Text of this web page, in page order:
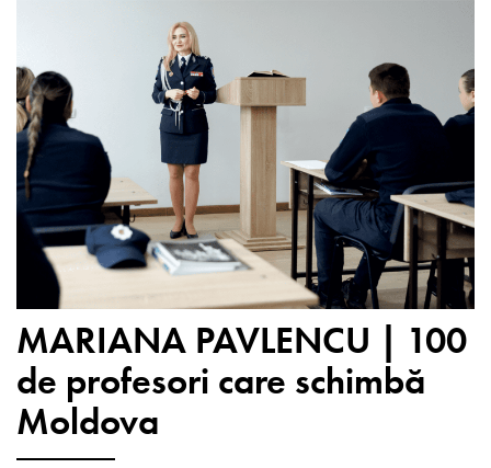
MARIANA PAVLENCU | 100
de profesori care schimbă
Moldova